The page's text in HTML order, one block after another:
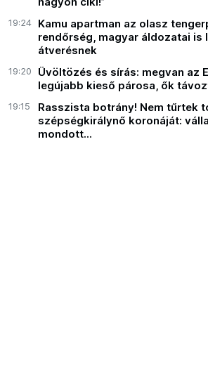
19:24
Kamu apartman az olasz
rendőrség, magyar áldozatai is
átverésnek
19:20
Üvöltözés és sírás: megvan az
legújabb kieső párosa, ők
19:15
Rasszista botrány! Nem tűrtek
szépségkirálynő koronáját:
mondott...